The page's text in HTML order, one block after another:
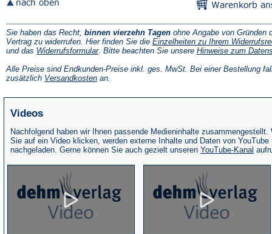
Sie haben das Recht, binnen vierzehn Tagen ohne Angabe von Gründen
Vertrag zu widerrufen. Hier finden Sie die Einzelheiten zu Ihrem
und das Widerrufsformular(Öffnet
einem
neuen
. Bitte beachten Sie unsere Hinweise zum
Alle Preise sind Endkunden-Preise inkl. ges. MwSt. Bei einer Bestellung
zusätzlich Versandkosten(Öffnet
an.
Videos
Nachfolgend haben wir Ihnen passende Medieninhalte zusammengestellt.
Sie auf ein Video klicken, werden externe Inhalte und Daten von YouTube
nachgeladen. Gerne können Sie auch gezielt unseren YouTube-Kanal